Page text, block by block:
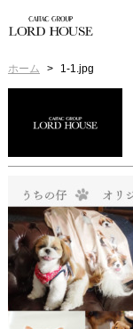
ホーム 1-1.jpg